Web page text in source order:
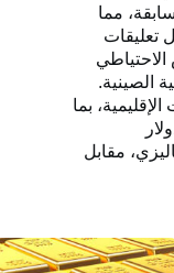
مما
تعليقات
الصينية.
بما
مقابل